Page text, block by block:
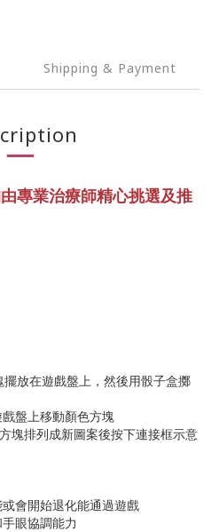
Shipping & Payment
專業治療師精心挑選及推
放在遊戲盤上，然後用骰子盒擲
盤上移動顏色方塊
塊排列成新圖案後按下連接框示意
會開始退化能通過遊戲
眼協調能力